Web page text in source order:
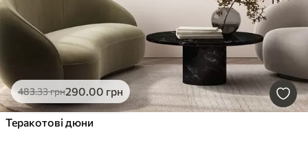
483.33грн290.00 грн
Теракотові дюни